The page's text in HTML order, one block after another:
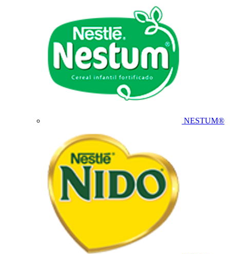
NESTUM®